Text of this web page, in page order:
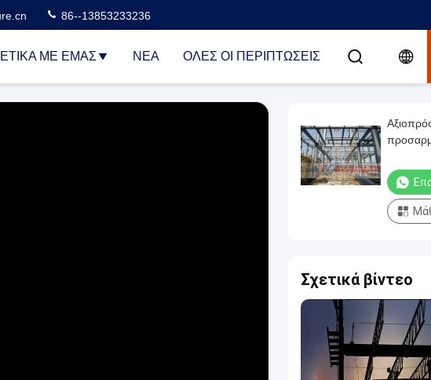
86--13853233236
ΜΕ ΕΜΆΣ ΝΈΑ ΌΛΕΣ ΟΙ ΠΕΡΙΠΤΏΣΕΙΣ
Σχετικά βίντεο